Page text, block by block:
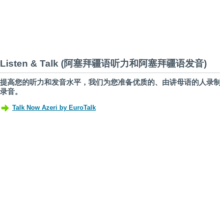
Listen & Talk (阿塞拜疆语听力和阿塞拜疆语发音)
提高您的听力和发音水平，我们为您准备优质的、由讲母语的人录
录音。